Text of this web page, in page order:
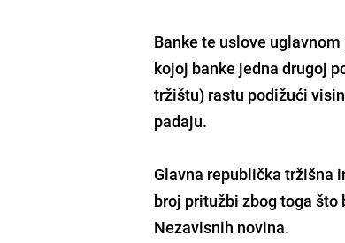
Banke te uslove
kojoj banke jedna drugoj
tržištu) rastu podižući
padaju.
Glavna republička tržišna
broj pritužbi zbog toga što
Nezavisnih novina.